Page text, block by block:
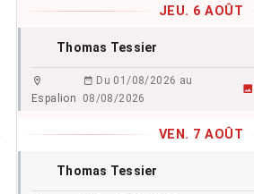
JEU. 6 AOÛT
Thomas Tessier
Espalion
Du 01/08/2026 au
08/08/2026
VEN. 7 AOÛT
Thomas Tessier